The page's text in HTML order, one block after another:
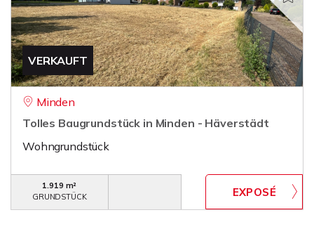
VERKAUFT
Minden
Tolles Baugrundstück in Minden - Häverstädt
Wohngrundstück
1.919 m²
GRUNDSTÜCK